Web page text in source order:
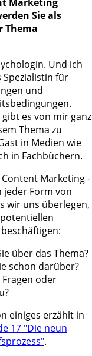
Sie als
Thema
Und ich
für
und
es von mir ganz
Thema zu
in Medien wie
in Fachbüchern.
Marketing -
jeder Form von
wir uns überlegen,
über das Thema?
schon darüber?
oder
einiges erzählt in
17 "Die neun
.